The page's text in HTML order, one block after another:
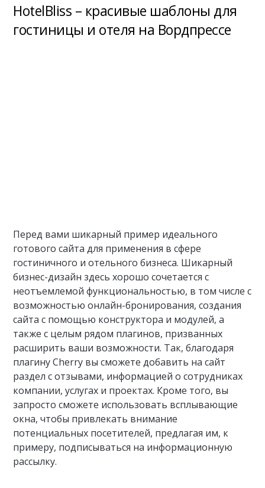
HotelBliss – красивые шаблоны для
гостиницы и отеля на Вордпрессе
Перед вами шикарный пример идеального
готового сайта для применения в сфере
гостиничного и отельного бизнеса. Шикарный
бизнес-дизайн здесь хорошо сочетается с
неотъемлемой функциональностью, в том числе с
возможностью онлайн-бронирования, создания
сайта с помощью конструктора и модулей, а
также с целым рядом плагинов, призванных
расширить ваши возможности. Так, благодаря
плагину Cherry вы сможете добавить на сайт
раздел с отзывами, информацией о сотрудниках
компании, услугах и проектах. Кроме того, вы
запросто сможете использовать всплывающие
окна, чтобы привлекать внимание
потенциальных посетителей, предлагая им, к
примеру, подписываться на информационную
рассылку.